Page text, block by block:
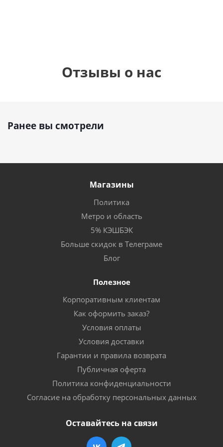
Отзывы о нас
Ранее вы смотрели
Магазины
Политика
Метро и область
5% КЭШБЭК
Больше скидок в Телеграме
Блог
Полезное
Корпоративным клиентам
Как оформить заказ?
Условия оплаты
Условия доставки
Гарантии и правила возврата
Публичная оферта
Политика конфиденциальности
Согласие на обработку персональных данных
Оставайтесь на связи